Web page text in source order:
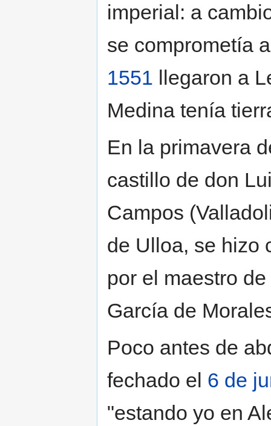
imperial: a
se comprometía
1551 llegaron a
Medina tenía
En la primavera
castillo de don
Campos
de Ulloa, se hizo
por el maestro
García de
Poco antes de
fechado el 6 de
"estando yo en